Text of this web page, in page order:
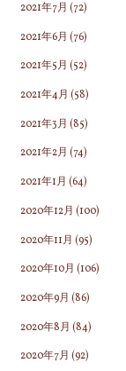
2021年7月 (72)
2021年6月 (76)
2021年5月 (52)
2021年4月 (58)
2021年3月 (85)
2021年2月 (74)
2021年1月 (64)
2020年12月 (100)
2020年11月 (95)
2020年10月 (106)
2020年9月 (86)
2020年8月 (84)
2020年7月 (92)